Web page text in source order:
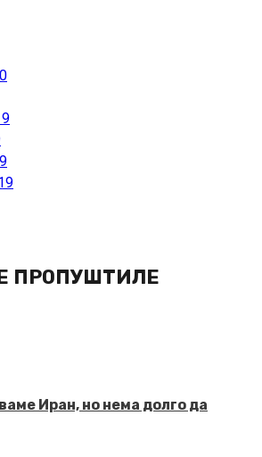
ПРОПУШТИЛЕ
Иран, но нема долго да